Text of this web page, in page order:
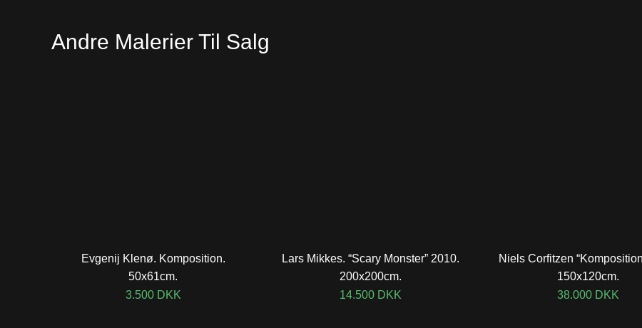
Andre Malerier Til Salg
Evgenij Klenø. Komposition.
50x61cm.
3.500 DKK
Lars Mikkes. “Scary Monster” 2010.
200x200cm.
14.500 DKK
Niels Corfitzen
150x120cm.
38.000 DKK